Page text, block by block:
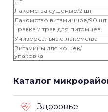
Лакомства сушеные/2 шт
Лакомство витаминное/90 шт
Травка 7 трав для питомцев
Универсальные лакомства
Витамины для кошек/
упаковка
Каталог
Здоровье